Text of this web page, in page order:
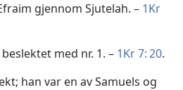
gjennom Sjutelah. – 1Kr
med nr. 1. – 1Kr 7: 20.
han var en av Samuels og